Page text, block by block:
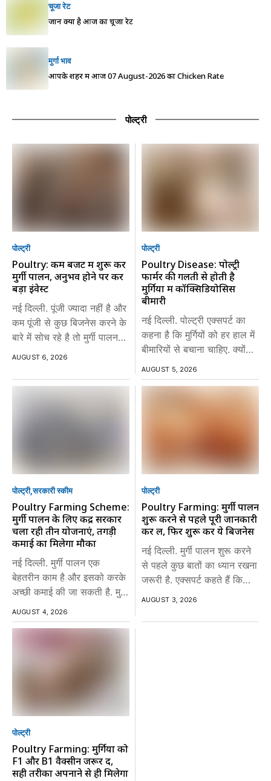
चूजा रेट
जानें क्या है आज का चूजा रेट
मुर्गा भाव
आपके शहर में आज 07 August-2026 का Chicken Rate
पोल्ट्री
पोल्ट्री
Poultry: कम बजट में शुरू करें
मुर्गी पालन, अनुभव होने पर करें
बड़ा इंवेस्ट
नई दिल्ली. पूंजी ज्यादा नहीं है और
कम पूंजी से कुछ बिजनेस करने के
बारे में सोच रहे है तो मुर्गी पालन
का...
AUGUST 6, 2026
पोल्ट्री
Poultry Disease: पोल्ट्री
फार्मर की गलती से होती है
मुर्गियों में कॉक्सिडियोसिस
बीमारी
नई दिल्ली. पोल्ट्री एक्सपर्ट का
कहना है कि मुर्गियों को हर हाल में
बीमारियों से बचाना चाहिए. क्योंकि
बीमारी लगते ही उत्पादन पर...
AUGUST 5, 2026
पोल्ट्री सरकारी स्की‍म
Poultry Farming Scheme:
मुर्गी पालन के लिए केंद्र सरकार
चला रही तीन योजनाएं, तगड़ी
कमाई का मिलेगा मौका
नई दिल्ली. मुर्गी पालन एक
बेहतरीन काम है और इसको करके
अच्छी कमाई की जा सकती है. मुर्गी
AUGUST 4, 2026
पोल्ट्री
Poultry Farming: मुर्गी पालन
शुरू करने से पहले पूरी जानकारी
कर लें, फिर शुरू करें ये बिजनेस
नई दिल्ली. मुर्गी पालन शुरू करने
से पहले कुछ बातों का ध्यान रखना
जरूरी है. एक्सपर्ट कहते हैं कि
AUGUST 3, 2026
पोल्ट्री
Poultry Farming: मुर्गियों को
F1 और B1 वैक्सीन जरूर दें,
सही तरीका अपनाने से ही मिलेगा